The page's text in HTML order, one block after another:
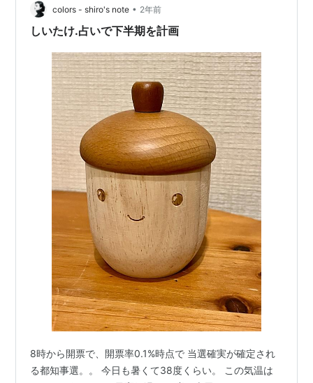
が特徴です。 一週ごとの運勢に合わせて、それぞれの星
座に１８色のオ…
colors - shiro's note • 2年前
しいたけ.占いで下半期を計画
8時から開票で、開票率0.1%時点で 当選確実が確定され
る都知事選。。 今日も暑くて38度くらい。 この気温は